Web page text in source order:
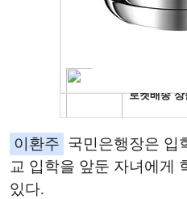
이환주 국민은행장은 입
교 입학을 앞둔 자녀에게
있다.